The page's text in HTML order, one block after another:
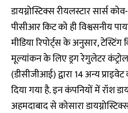
डायग्नोस्टिक्स रीयलस्टार सार्स
पीसीआर किट को ही विश्वसनीय
मीडिया रिपोर्ट्स के अनुसार,
मूल्यांकन के लिए ड्रग रेगुलेटर
(डीसीजीआई) द्वारा 14 अन्य
दिया गया है. इन कंपनियों में रॉश
अहमदाबाद से कोसारा